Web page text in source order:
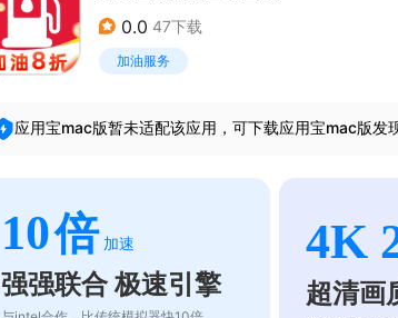
0.0 47下载
加油服务
应用宝mac版暂未适配该应用，可下载应用宝mac版发
10倍 加速
强强联合 极速引擎
4K
超清画